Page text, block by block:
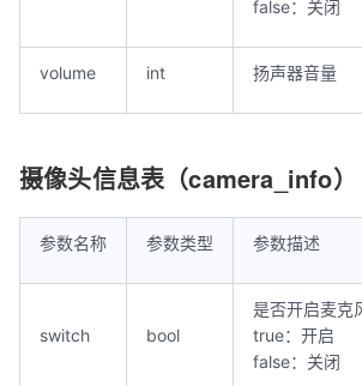
false：关闭
volume int 扬声器音量
摄像头信息表（camera_info）
参数名称 参数类型 参数描述
switch bool
是否开启麦克
true：开启
false：关闭